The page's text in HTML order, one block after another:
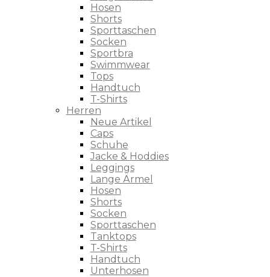
Hosen
Shorts
Sporttaschen
Socken
Sportbra
Swimmwear
Tops
Handtuch
T-Shirts
Herren
Neue Artikel
Caps
Schuhe
Jacke & Hoddies
Leggings
Lange Ärmel
Hosen
Shorts
Socken
Sporttaschen
Tanktops
T-Shirts
Handtuch
Unterhosen